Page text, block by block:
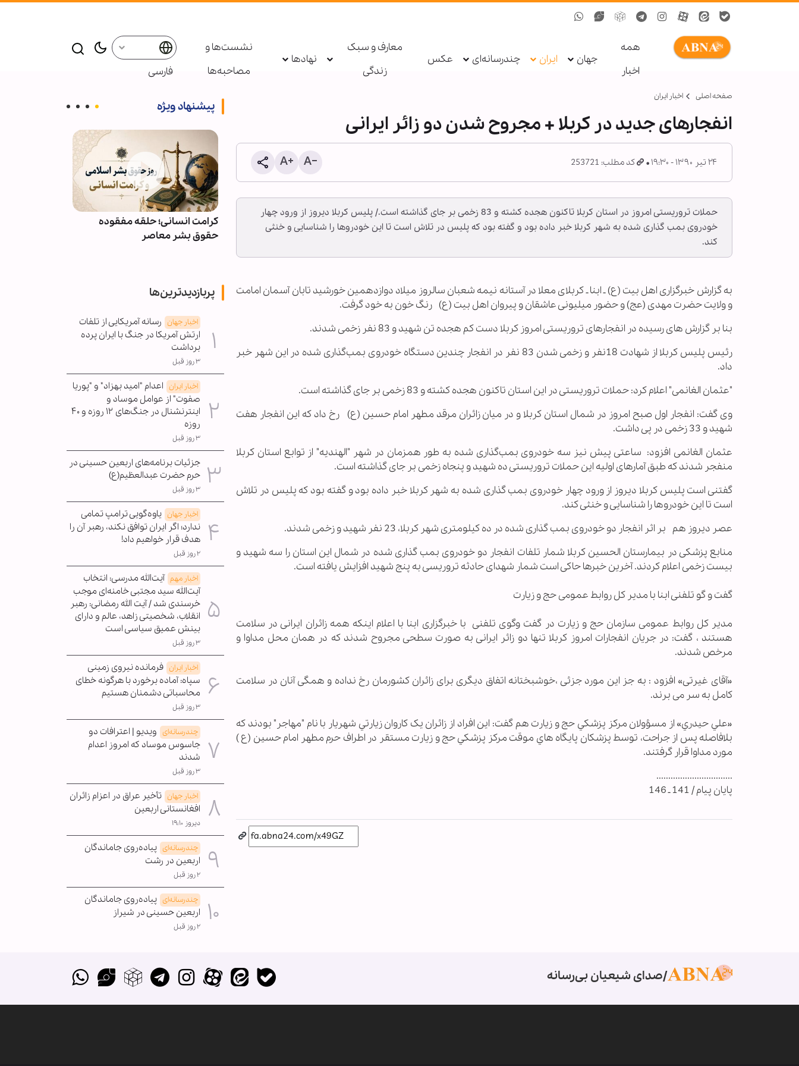
همه
اخبار
جهان ایران چندرسانه‌ای عکس
معارف و سبک
زندگی
نهادها
نشست‌ها و
مصاحبه‌ها
فارسی
صفحه اصلی اخبار ایران
انفجارهای جدید در کربلا + مجروح شدن دو زائر ایرانی
۲۴ تیر ۱۳۹۰ - ۱۹:۳۰ کد مطلب: 253721
حملات تروریستی امروز در استان کربلا تاكنون هجده كشته و 83 زخمی بر جای گذاشته است./ پلیس کربلا دیروز از ورود چهار
خودروی بمب گذاری شده به شهر کربلا خبر داده بود و گفته بود که پلیس در تلاش است تا این خودروها را شناسایی و خنثی
کند.
به گزارش خبرگزاری اهل بیت (ع) ـ ابنا ـ کربلای معلا در آستانه نیمه شعبان سالروز میلاد دوازدهمین خورشید تابان آسمان امامت
و ولایت حضرت مهدی (عج) و حضور میلیونی عاشقان و پیروان اهل بیت (ع) رنگ خون به خود گرفت.
بنا بر گزارش های رسیده در انفجارهای تروریستی امروز کربلا دست کم هجده تن شهید و 83 نفر زخمی شدند.
رئیس پلیس كربلا از شهادت 18نفر و زخمی شدن 83 نفر در انفجار چندین دستگاه خودروی بمب‌گذاری شده در این شهر خبر
داد.
"عثمان الغانمی" اعلام كرد: حملات تروریستی در این استان تاكنون هجده كشته و 83 زخمی بر جای گذاشته است.
وی گفت: انفجار اول صبح امروز در شمال استان كربلا و در میان زائران مرقد مطهر امام حسین (ع) رخ داد كه این انفجار هفت
شهید و 33 زخمی در پی داشت.
عثمان الغانمی افزود: ساعتی پیش نیز سه خودروی بمب‌گذاری شده به طور همزمان در شهر "الهندیه" از توابع استان كربلا
منفجر شدند كه طبق آمارهای اولیه این حملات تروریستی ده شهید و پنجاه زخمی بر جای گذاشته‌ است.
گفتنی است پلیس کربلا دیروز از ورود چهار خودروی بمب گذاری شده به شهر کربلا خبر داده بود و گفته بود که پلیس در تلاش
است تا این خودروها را شناسایی و خنثی کند.
عصر دیروز هم بر اثر انفجار دو خودروی بمب گذاری شده در ده کیلومتری شهر کربلا، 23 نفر شهید و زخمی شدند.
منابع پزشکی در بیمارستان الحسین کربلا شمار تلفات انفجار دو خودروی بمب گذاری شده در شمال این استان را سه شهید و
بیست زخمی اعلام کردند. آخرین خبرها حاکی است شمار شهدای حادثه تروریسی به پنج شهید افزایش یافته است.
گفت و گو تلفنی ابنا با مدیر کل روابط عمومی حج و زیارت
مدیر کل روابط عمومی سازمان حج و زیارت در گفت وگوی تلفنی با خبرگزاری ابنا با اعلام اینکه همه زائران ایرانی در سلامت
هستند ، گفت: در جریان انفجارات امروز کربلا تنها دو زائر ایرانی به صورت سطحی مجروح شدند که در همان محل مداوا و
مرخص شدند.
«آقای غیرتی» افزود : به جز این مورد جزئی ،خوشبختانه اتفاق دیگری برای زائران کشورمان رخ نداده و همگی آنان در سلامت
کامل به سر می برند.
«علي حيدري» از مسؤولان مركز پزشكي حج و زيارت هم گفت: اين افراد از زائران یک كاروان زيارتي شهريار با نام "مهاجر" بودند كه
بلافاصله پس از جراحت، توسط پزشكان پايگاه هاي موقت مركز پزشكي حج و زيارت مستقر در اطراف حرم مطهر امام حسين (ع )
مورد مداوا قرار گرفتند.
................................
پایان پیام / 141 ـ 146
پیشنهاد ویژه
اطعام روزانه ۱۰ هزار زائر در موکب
حرم بانوی کرامت در ایام اربعین
کرامت انسانی؛ حلقه مفقوده
حقوق بشر معاصر
پربازدیدترین‌ها
اخبار جهان رسانه آمریکایی از تلفات
ارتش آمریکا در جنگ با ایران پرده
برداشت
۳ روز قبل
اخبار ایران اعدام "امید بهزاد" و "پوریا
صفوت" از عوامل موساد و
اینترنشنال در جنگ‌های ۱۲ روزه و ۴۰
روزه
۳ روز قبل
جزئیات برنامه‌های اربعین حسینی در
حرم حضرت عبدالعظیم(ع)
۳ روز قبل
اخبار جهان یاوه‌گویی ترامپ تمامی
ندارد؛ اگر ایران توافق نکند، رهبر آن را
هدف قرار خواهیم داد!
۲ روز قبل
اخبار مهم آیت‌الله مدرسی: انتخاب
آیت‌الله سید مجتبی خامنه‌ای موجب
خرسندی شد / آیت الله رمضانی: رهبر
انقلاب، شخصیتی زاهد، عالم و دارای
بینش عمیق سیاسی است
۳ روز قبل
اخبار ایران فرمانده نیروی زمینی
سپاه: آماده برخورد با هرگونه خطای
محاسباتی دشمنان هستیم
۳ روز قبل
چندرسانه‌ای ویدیو | اعترافات دو
جاسوس موساد که امروز اعدام
شدند
۳ روز قبل
اخبار جهان تأخیر عراق در اعزام زائران
افغانستانی اربعین
دیروز ۱۹:۱۰
چندرسانه‌ای پیاده‌روی جاماندگان
اربعین در رشت
۲ روز قبل
چندرسانه‌ای پیاده‌روی جاماندگان
اربعین حسینی در شیراز
۲ روز قبل
صدای شیعیان بی‌رسانه